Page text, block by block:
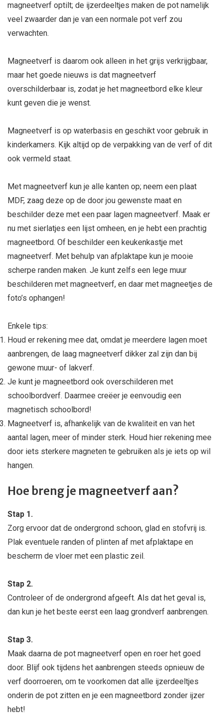
magneetverf optilt; de ijzerdeeltjes maken de pot namelijk
veel zwaarder dan je van een normale pot verf zou
verwachten.
Magneetverf is daarom ook alleen in het grijs verkrijgbaar,
maar het goede nieuws is dat magneetverf
overschilderbaar is, zodat je het magneetbord elke kleur
kunt geven die je wenst.
Magneetverf is op waterbasis en geschikt voor gebruik in
kinderkamers. Kijk altijd op de verpakking van de verf of dit
ook vermeld staat.
Met magneetverf kun je alle kanten op; neem een plaat
MDF, zaag deze op de door jou gewenste maat en
beschilder deze met een paar lagen magneetverf. Maak er
nu met sierlatjes een lijst omheen, en je hebt een prachtig
magneetbord. Of beschilder een keukenkastje met
magneetverf. Met behulp van afplaktape kun je mooie
scherpe randen maken. Je kunt zelfs een lege muur
beschilderen met magneetverf, en daar met magneetjes de
foto’s ophangen!
Enkele tips:
Houd er rekening mee dat, omdat je meerdere lagen moet
aanbrengen, de laag magneetverf dikker zal zijn dan bij
gewone muur- of lakverf.
Je kunt je magneetbord ook overschilderen met
schoolbordverf. Daarmee creëer je eenvoudig een
magnetisch schoolbord!
Magneetverf is, afhankelijk van de kwaliteit en van het
aantal lagen, meer of minder sterk. Houd hier rekening mee
door iets sterkere magneten te gebruiken als je iets op wil
hangen.
Hoe breng je magneetverf aan?
Stap 1.
Zorg ervoor dat de ondergrond schoon, glad en stofvrij is.
Plak eventuele randen of plinten af met afplaktape en
bescherm de vloer met een plastic zeil.
Stap 2.
Controleer of de ondergrond afgeeft. Als dat het geval is,
dan kun je het beste eerst een laag grondverf aanbrengen.
Stap 3.
Maak daarna de pot magneetverf open en roer het goed
door. Blijf ook tijdens het aanbrengen steeds opnieuw de
verf doorroeren, om te voorkomen dat alle ijzerdeeltjes
onderin de pot zitten en je een magneetbord zonder ijzer
hebt!